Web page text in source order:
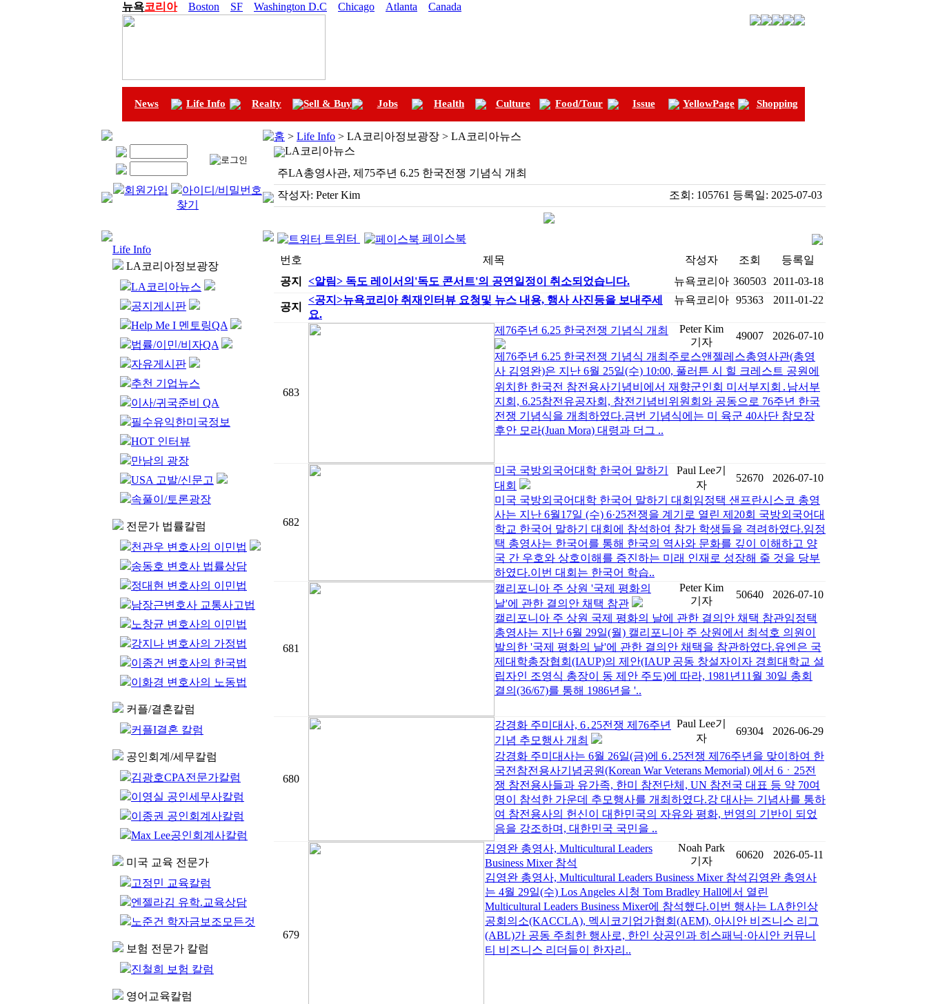
뉴욕코리아 Boston SF Washington D.C Chicago Atlanta Canada
News Life Info Realty Sell & Buy Jobs Health Culture Food/Tour Issue YellowPage Shopping
회원가입
아이디/비밀번호
찾기
Life Info
LA코리아정보광장
LA코리아뉴스
공지게시판
Help Me I 멘토링QA
법률/이민/비자QA
자유게시판
추천 기업뉴스
이사/귀국준비 QA
필수유익한미국정보
HOT 인터뷰
만남의 광장
USA 고발/신문고
속풀이/토론광장
전문가 법률칼럼
천관우 변호사의 이민법
송동호 변호사 법률상담
정대현 변호사의 이민법
남장근변호사 교통사고법
노창균 변호사의 이민법
강지나 변호사의 가정법
이종건 변호사의 한국법
이화경 변호사의 노동법
커플/결혼칼럼
커플I결혼 칼럼
공인회계/세무칼럼
김광호CPA전문가칼럼
이영실 공인세무사칼럼
이종권 공인회계사칼럼
Max Lee공인회계사칼럼
미국 교육 전문가
고정민 교육칼럼
엔젤라김 유학.교육상담
노준건 학자금보조모든것
보험 전문가 칼럼
진철희 보험 칼럼
영어교육칼럼
홈 > Life Info > LA코리아정보광장 > LA코리아뉴스
LA코리아뉴스
주LA총영사관, 제75주년 6.25 한국전쟁 기념식 개최
작성자: Peter Kim 조회: 105761 등록일: 2025-07-03
트위터
페이스북
번호
제목 작성자 조회
등록일
공지
<알림> 독도 레이서의'독도 콘서트'의 공연일정이 취소되었습니다. 뉴욕코리아 360503 2011-03-18
공지
<공지>뉴욕코리아 취재인터뷰 요청및 뉴스 내용, 행사 사진등을 보내주세
요.
뉴욕코리아 95363 2011-01-22
683
제76주년 6.25 한국전쟁 기념식 개최
Peter Kim
기자
49007
2026-07-10
제76주년 6.25 한국전쟁 기념식 개최주로스앤젤레스총영사관(총영
사 김영완)은 지난 6월 25일(수) 10:00, 풀러튼 시 힐 크레스트 공원에
위치한 한국전 참전용사기념비에서 재향군인회 미서부지회․남서부
지회, 6.25참전유공자회, 참전기념비위원회와 공동으로 76주년 한국
전쟁 기념식을 개최하였다.금번 기념식에는 미 육군 40사단 참모장
후안 모라(Juan Mora) 대령과 더그 ..
682
미국 국방외국어대학 한국어 말하기
대회
Paul Lee기
자
52670
2026-07-10
미국 국방외국어대학 한국어 말하기 대회임정택 샌프란시스코 총영
사는 지난 6월17일 (수) 6·25전쟁을 계기로 열린 제20회 국방외국어대
학교 한국어 말하기 대회에 참석하여 참가 학생들을 격려하였다.임정
택 총영사는 한국어를 통해 한국의 역사와 문화를 깊이 이해하고 양
국 간 우호와 상호이해를 증진하는 미래 인재로 성장해 줄 것을 당부
하였다.이번 대회는 한국어 학습..
681
캘리포니아 주 상원 '국제 평화의
날'에 관한 결의안 채택 참관
Peter Kim
기자
50640
2026-07-10
캘리포니아 주 상원 국제 평화의 날에 관한 결의안 채택 참관임정택
총영사는 지난 6월 29일(월) 캘리포니아 주 상원에서 최석호 의원이
발의한 '국제 평화의 날'에 관한 결의안 채택을 참관하였다.유엔은 국
제대학총장협회(IAUP)의 제안(IAUP 공동 창설자이자 경희대학교 설
립자인 조영식 총장이 동 제안 주도)에 따라, 1981년11월 30일 총회
결의(36/67)를 통해 1986년을 '..
680
강경화 주미대사, 6․25전쟁 제76주년
기념 추모행사 개최
Paul Lee기
자
69304 2026-06-29
강경화 주미대사는 6월 26일(금)에 6․25전쟁 제76주년을 맞이하여 한
국전참전용사기념공원(Korean War Veterans Memorial) 에서 6ㆍ25전
쟁 참전용사들과 유가족, 한미 참전단체, UN 참전국 대표 등 약 70여
명이 참석한 가운데 추모행사를 개최하였다.강 대사는 기념사를 통하
여 참전용사의 헌신이 대한민국의 자유와 평화, 번영의 기반이 되었
음을 강조하며, 대한민국 국민을 ..
679
김영완 총영사, Multicultural Leaders
Business Mixer 참석
Noah Park
기자
60620
2026-05-11
김영완 총영사, Multicultural Leaders Business Mixer 참석김영완 총영사
는 4월 29일(수) Los Angeles 시청 Tom Bradley Hall에서 열린
Multicultural Leaders Business Mixer에 참석했다.이번 행사는 LA한인상
공회의소(KACCLA), 멕시코기업가협회(AEM), 아시안 비즈니스 리그
(ABL)가 공동 주최한 행사로, 한인 상공인과 히스패닉·아시안 커뮤니
티 비즈니스 리더들이 한자리..